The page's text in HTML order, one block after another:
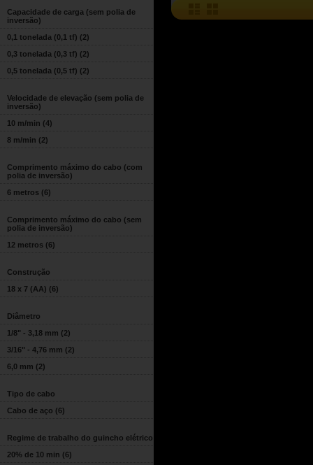
Capacidade de carga (sem polia de
inversão)
0,1 tonelada (0,1 tf) (2)
0,3 tonelada (0,3 tf) (2)
0,5 tonelada (0,5 tf) (2)
Velocidade de elevação (sem polia de
inversão)
10 m/min (4)
8 m/min (2)
Comprimento máximo do cabo (com
polia de inversão)
6 metros (6)
Comprimento máximo do cabo (sem
polia de inversão)
12 metros (6)
Construção
18 x 7 (AA) (6)
Diâmetro
1/8" - 3,18 mm (2)
3/16" - 4,76 mm (2)
6,0 mm (2)
Tipo de cabo
Cabo de aço (6)
Regime de trabalho do guincho elétrico
20% de 10 min (6)